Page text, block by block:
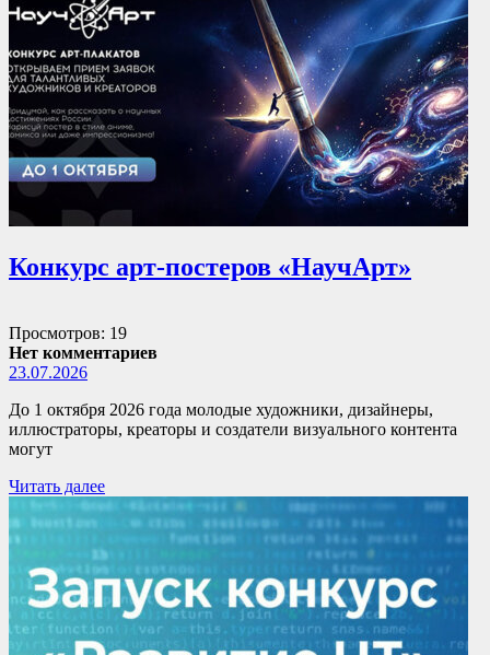
Конкурс арт-постеров «НаучАрт»
Просмотров: 19
Нет комментариев
23.07.2026
До 1 октября 2026 года молодые художники, дизайнеры,
иллюстраторы, креаторы и создатели визуального контента
могут
Читать далее